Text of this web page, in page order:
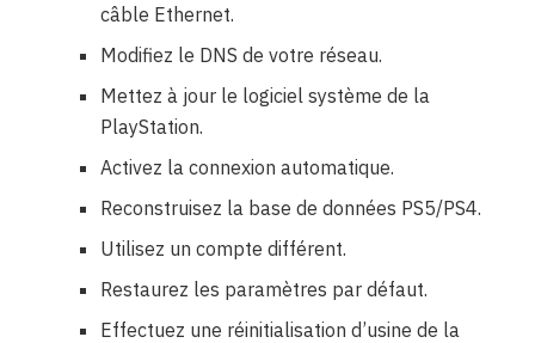
câble Ethernet.
Modifiez le DNS de votre réseau.
Mettez à jour le logiciel système de la
PlayStation.
Activez la connexion automatique.
Reconstruisez la base de données PS5/PS4.
Utilisez un compte différent.
Restaurez les paramètres par défaut.
Effectuez une réinitialisation d’usine de la